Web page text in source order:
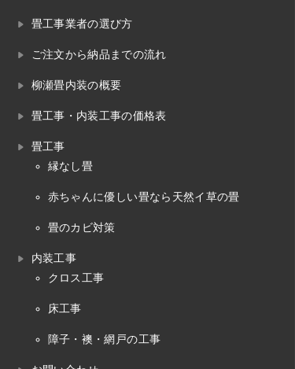
畳工事業者の選び方
ご注文から納品までの流れ
柳瀬畳内装の概要
畳工事・内装工事の価格表
畳工事
縁なし畳
赤ちゃんに優しい畳なら天然イ草の畳
畳のカビ対策
内装工事
クロス工事
床工事
障子・襖・網戸の工事